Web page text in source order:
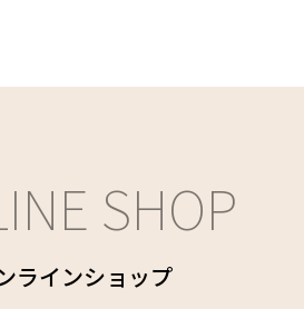
SHOP
ラインショップ